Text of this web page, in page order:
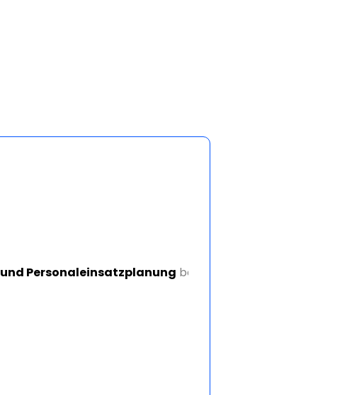
und Personaleinsatzplanung benötigen.